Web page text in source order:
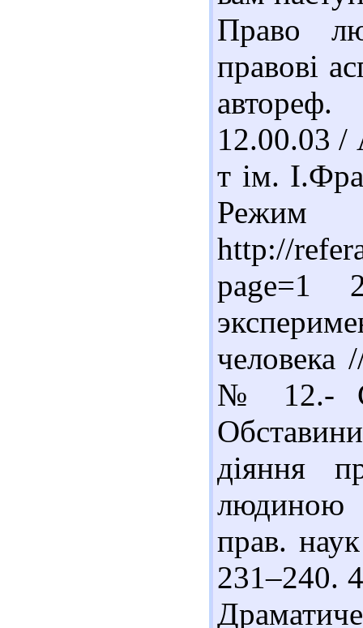
Право
правові
12.00.03 /
т ім.
http://
page=1
человека
№ 12.-
діяння
людиною
прав.
231–240.